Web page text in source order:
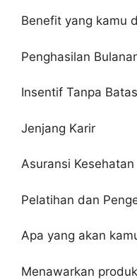
Benefit yang kamu
Penghasilan
Insentif Tanpa Batas
Jenjang Karir
Asuransi Kesehatan
Pelatihan dan
Apa yang akan
Menawarkan